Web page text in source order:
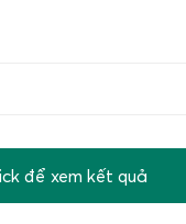
để xem kết quả